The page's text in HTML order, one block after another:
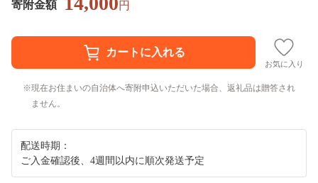
寄附金額 円
お気に入り
現在お住まいの自治体へ寄附申込いただいた場合、返礼品は贈答され
ません。
配送時期：
ご入金確認後、4週間以内に順次発送予定